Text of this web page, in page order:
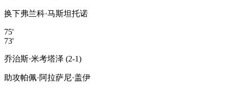
换下弗兰科·马斯坦托诺
75'
73'
乔治斯·米考塔泽 (2-1)
助攻帕佩·阿拉萨尼·盖伊